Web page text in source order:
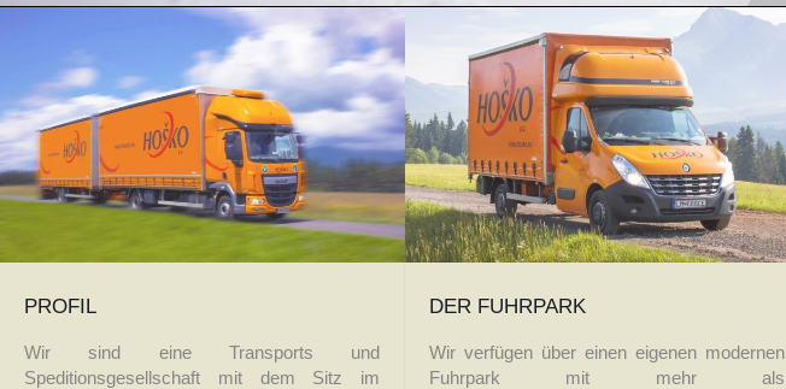
PROFIL
Wir sind eine Transports und
Speditionsgesellschaft mit dem Sitz im
DER FUHRPARK
Wir verfügen über einen eigenen modernen
Fuhrpark mit mehr als